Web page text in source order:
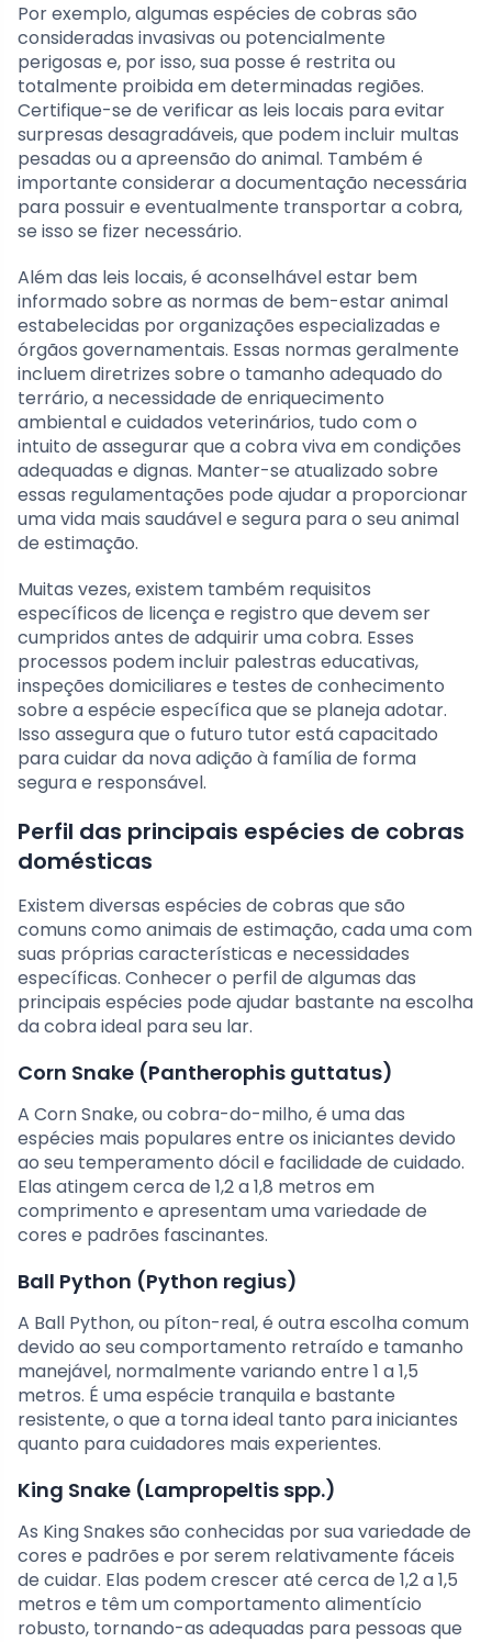
Por exemplo, algumas espécies de cobras são
consideradas invasivas ou potencialmente
perigosas e, por isso, sua posse é restrita ou
totalmente proibida em determinadas regiões.
Certifique-se de verificar as leis locais para evitar
surpresas desagradáveis, que podem incluir multas
pesadas ou a apreensão do animal. Também é
importante considerar a documentação necessária
para possuir e eventualmente transportar a cobra,
se isso se fizer necessário.
Além das leis locais, é aconselhável estar bem
informado sobre as normas de bem-estar animal
estabelecidas por organizações especializadas e
órgãos governamentais. Essas normas geralmente
incluem diretrizes sobre o tamanho adequado do
terrário, a necessidade de enriquecimento
ambiental e cuidados veterinários, tudo com o
intuito de assegurar que a cobra viva em condições
adequadas e dignas. Manter-se atualizado sobre
essas regulamentações pode ajudar a proporcionar
uma vida mais saudável e segura para o seu animal
de estimação.
Muitas vezes, existem também requisitos
específicos de licença e registro que devem ser
cumpridos antes de adquirir uma cobra. Esses
processos podem incluir palestras educativas,
inspeções domiciliares e testes de conhecimento
sobre a espécie específica que se planeja adotar.
Isso assegura que o futuro tutor está capacitado
para cuidar da nova adição à família de forma
segura e responsável.
Perfil das principais espécies de cobras
domésticas
Existem diversas espécies de cobras que são
comuns como animais de estimação, cada uma com
suas próprias características e necessidades
específicas. Conhecer o perfil de algumas das
principais espécies pode ajudar bastante na escolha
da cobra ideal para seu lar.
Corn Snake (Pantherophis guttatus)
A Corn Snake, ou cobra-do-milho, é uma das
espécies mais populares entre os iniciantes devido
ao seu temperamento dócil e facilidade de cuidado.
Elas atingem cerca de 1,2 a 1,8 metros em
comprimento e apresentam uma variedade de
cores e padrões fascinantes.
Ball Python (Python regius)
A Ball Python, ou píton-real, é outra escolha comum
devido ao seu comportamento retraído e tamanho
manejável, normalmente variando entre 1 a 1,5
metros. É uma espécie tranquila e bastante
resistente, o que a torna ideal tanto para iniciantes
quanto para cuidadores mais experientes.
King Snake (Lampropeltis spp.)
As King Snakes são conhecidas por sua variedade de
cores e padrões e por serem relativamente fáceis
de cuidar. Elas podem crescer até cerca de 1,2 a 1,5
metros e têm um comportamento alimentício
robusto, tornando-as adequadas para pessoas que